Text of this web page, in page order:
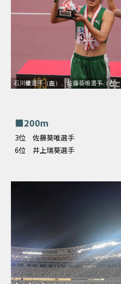
石川優選手（左）、佐藤葵唯選手（右）
■200m
3位 佐藤葵唯選手
6位 井上瑞葵選手